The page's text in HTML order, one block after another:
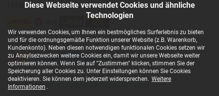
Diese Webseite verwendet Cookies und ähnliche
Technologien
Wir verwenden Cookies, um Ihnen ein bestmögliches Surferlebnis zu bieten
und für die ordnungsgemäße Funktion unserer Website (z.B. Warenkorb,
Kundenkonto). Neben diesen notwendigen funktionalen Cookies setzen wir
zu Anaylsezwecken weitere Cookies ein, damit wir unsere Webseite weiter
optimieren können. Wenn Sie auf "Zustimmen" klicken, stimmen Sie der
Speicherung aller Cookies zu. Unter Einstellungen können Sie Cookies
deaktivieren. Sie können dem jederzeit widersprechen. Weitere
Informationen .
TÜV Geprüfte Sicherheit
UL Nachhaltigkeit
Ukraine Safety
Kategorisierung
Kategorie
Netzteil
Unsere Versandarten
Unsere Zahlarten
Copyright ©